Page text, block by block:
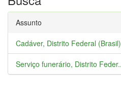
Assunto
Cadáver, Distrito Federal (Brasil)
Serviço funerário, Distrito